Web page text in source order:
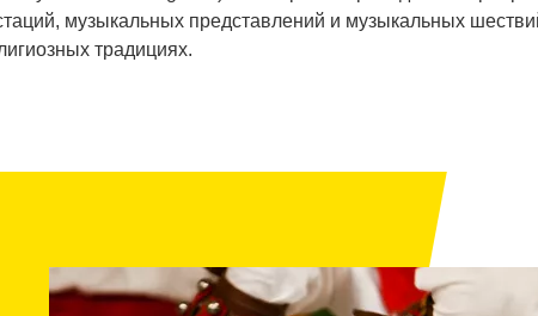
музыкальных представлений и музыкальных
традициях.